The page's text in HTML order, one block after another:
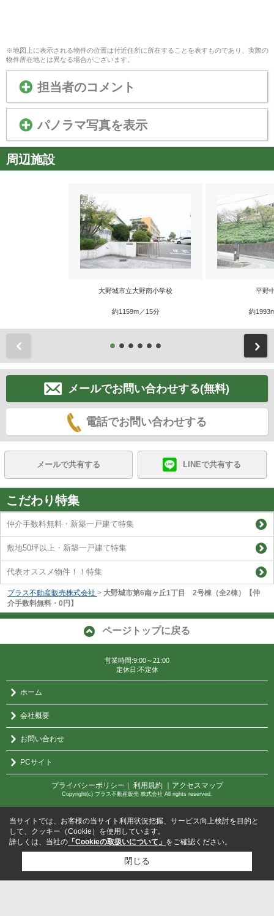
※地図上に表示される物件の位置は付近住所に所在することを表すものであり、実際の
物件所在地とは異なる場合がございます。
担当者のコメント
パノラマ写真を表示
周辺施設
大野城市立大野南小学校
約1159m／15分
平野
約
メールでお問い合わせする(無料)
電話でお問い合わせする
メールで共有する LINEで共有する
こだわり特集
仲介手数料無料・新築一戸建て特集
敷地50坪以上・新築一戸建て特集
代表オススメ物件！！特集
プラス不動産販売株式会社 > 大野城市第6南ヶ丘1丁目 2号棟（全2棟）【仲
介手数料無料・0円】
ページトップに戻る
営業時間:9:00～21:00
定休日:不定休
ホーム
会社概要
お問い合わせ
PCサイト
プライバシーポリシー ｜ 利用規約 ｜アクセスマップ
Copyright(c) プラス不動産販売 株式会社 All rights reserved.
当サイトでは、お客様の当サイト利用状況把握、サービス向上検討を目的と
して、クッキー（Cookie）を使用しています。
詳しくは、当社の 「Cookieの取扱いについて」 をご確認ください。
閉じる